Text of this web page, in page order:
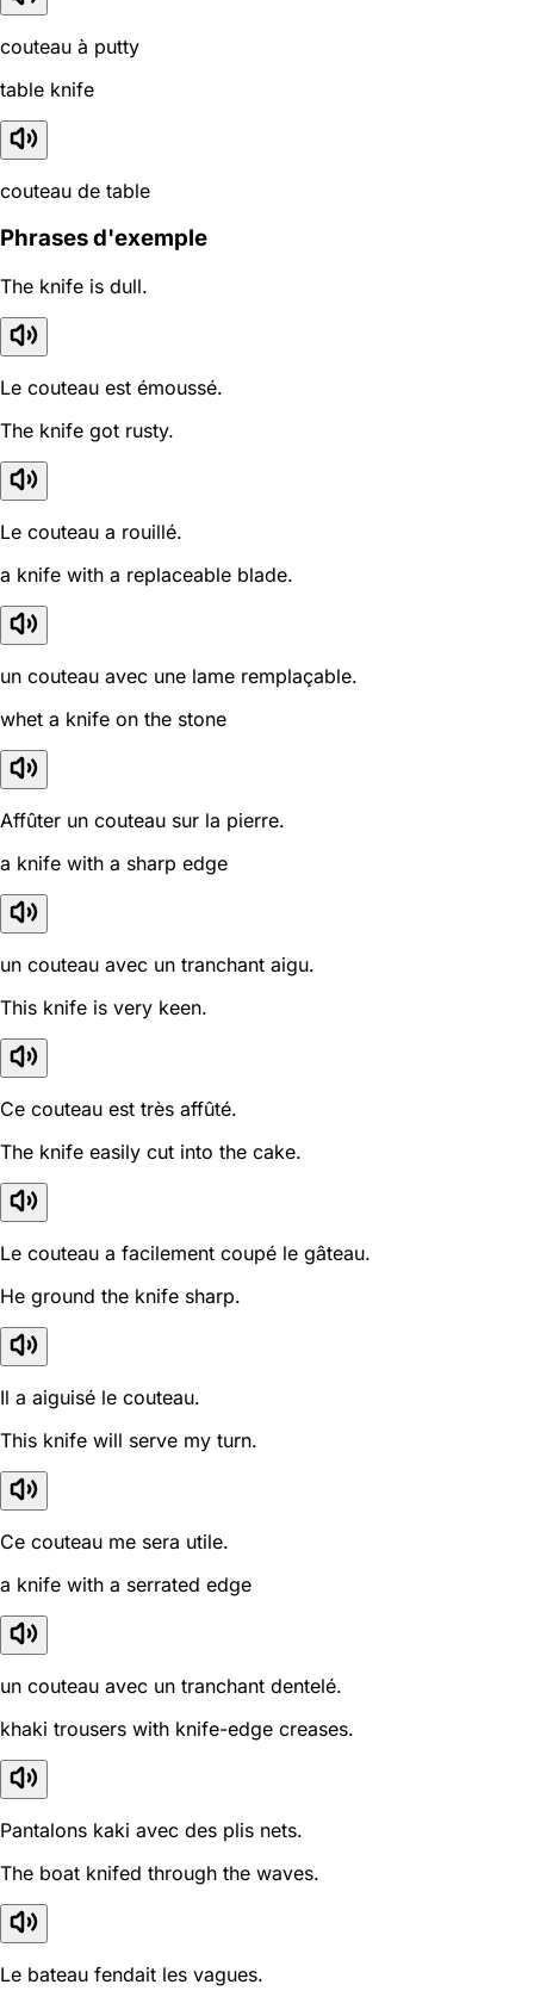
couteau à putty
table knife
couteau de table
Phrases d'exemple
The knife is dull.
Le couteau est émoussé.
The knife got rusty.
Le couteau a rouillé.
a knife with a replaceable blade.
un couteau avec une lame remplaçable.
whet a knife on the stone
Affûter un couteau sur la pierre.
a knife with a sharp edge
un couteau avec un tranchant aigu.
This knife is very keen.
Ce couteau est très affûté.
The knife easily cut into the cake.
Le couteau a facilement coupé le gâteau.
He ground the knife sharp.
Il a aiguisé le couteau.
This knife will serve my turn.
Ce couteau me sera utile.
a knife with a serrated edge
un couteau avec un tranchant dentelé.
khaki trousers with knife-edge creases.
Pantalons kaki avec des plis nets.
The boat knifed through the waves.
Le bateau fendait les vagues.